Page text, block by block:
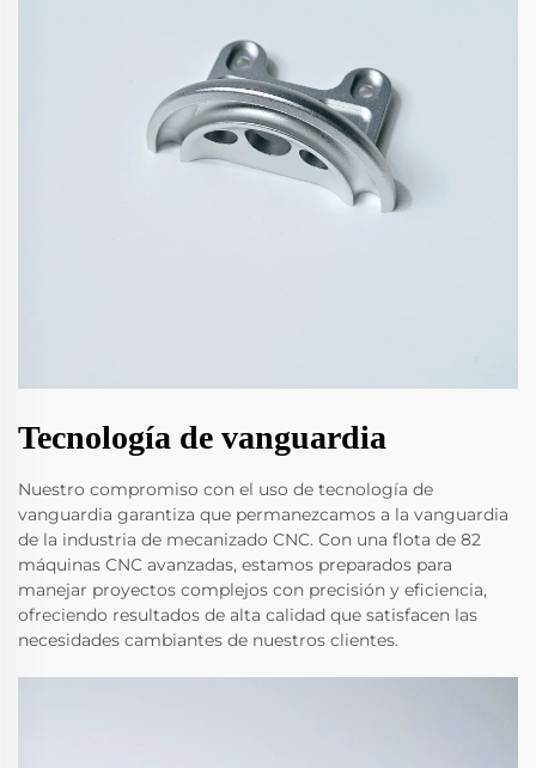
Tecnología de vanguardia
Nuestro compromiso con el uso de tecnología de
vanguardia garantiza que permanezcamos a la vanguardia
de la industria de mecanizado CNC. Con una flota de 82
máquinas CNC avanzadas, estamos preparados para
manejar proyectos complejos con precisión y eficiencia,
ofreciendo resultados de alta calidad que satisfacen las
necesidades cambiantes de nuestros clientes.